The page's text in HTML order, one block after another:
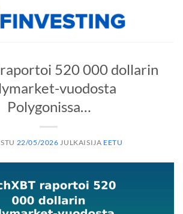
520 000 dollarin
vuodosta
Polygonissa…
22/05/2026 JULKAISIJA EETU